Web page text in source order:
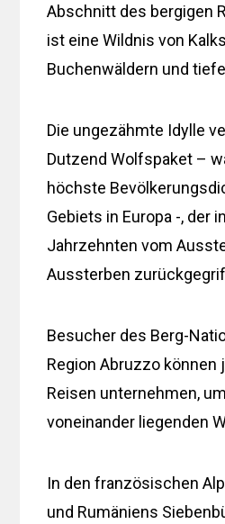
Abschnitt des bergigen
ist eine Wildnis von
Buchenwäldern und
Die ungezähmte Idylle
Dutzend Wolfspaket –
höchste
Gebiets in Europa -, der
Jahrzehnten vom
Aussterben
Besucher des Berg-
Region Abruzzo können
Reisen unternehmen,
voneinander liegenden
In den französischen
und Rumäniens